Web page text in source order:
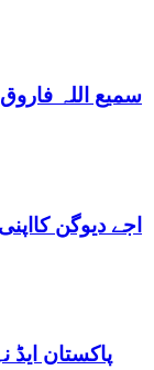
سمیع اللہ
اجے دیوگن
پاکستان ایڈ